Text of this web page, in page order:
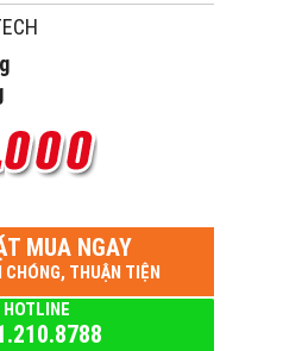
MUA NGAY
CHÓNG, THUẬN TIỆN
HOTLINE